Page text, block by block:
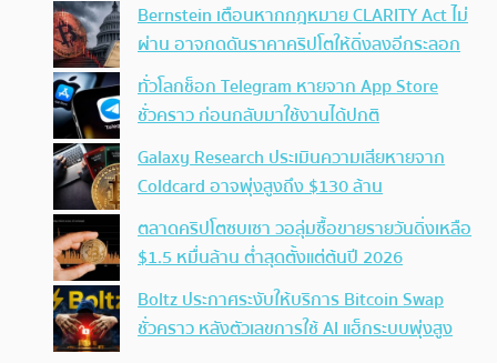
Bernstein เตือนหากกฎหมาย CLARITY Act ไม่
ผ่าน อาจกดดันราคาคริปโตให้ดิ่งลงอีกระลอก
ทั่วโลกช็อก Telegram หายจาก App Store
ชั่วคราว ก่อนกลับมาใช้งานได้ปกติ
Galaxy Research ประเมินความเสียหายจาก
Coldcard อาจพุ่งสูงถึง $130 ล้าน
ตลาดคริปโตซบเซา วอลุ่มซื้อขายรายวันดิ่งเหลือ
$1.5 หมื่นล้าน ต่ำสุดตั้งแต่ต้นปี 2026
Boltz ประกาศระงับให้บริการ Bitcoin Swap
ชั่วคราว หลังตัวเลขการใช้ AI แฮ็กระบบพุ่งสูง